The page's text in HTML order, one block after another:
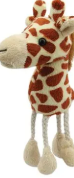
Fuzius Affe mit
Arme erhoben